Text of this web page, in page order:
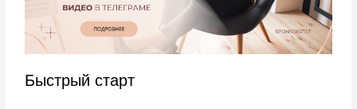
Быстрый старт